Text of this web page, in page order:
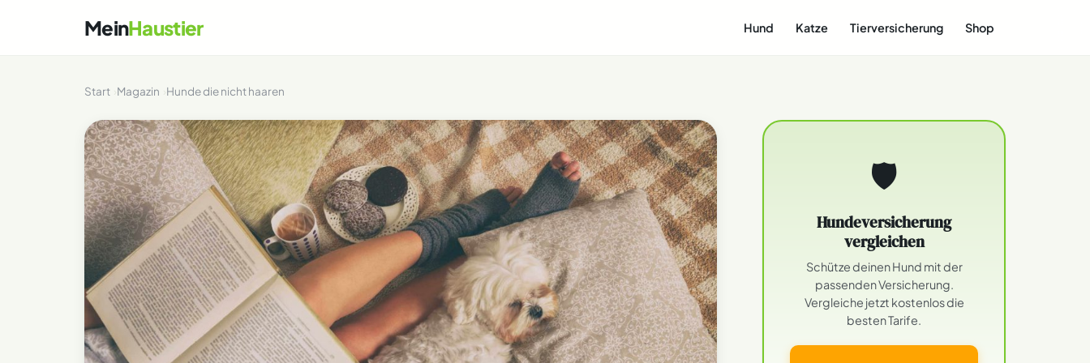
MeinHaustier Hund Katze Tierversicherung Shop
Start Magazin Hunde die nicht haaren
🛡
Hundeversicherung
vergleichen
Schütze deinen Hund mit der
passenden Versicherung.
Vergleiche jetzt kostenlos die
besten Tarife.